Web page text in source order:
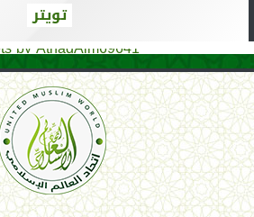
تويتر
by AthadAlm69641